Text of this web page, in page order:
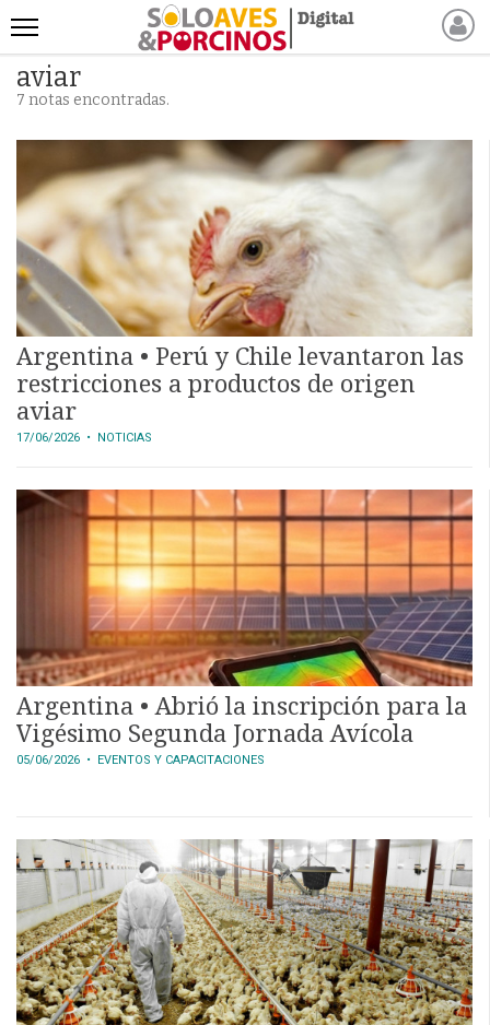
INICIO
NOTICIAS
ARTÍCULOS
PRODUCCIÓN
PROCESO
PRODUCTO
NUEVOS PRODUCTOS
MARKETPLACE
REVISTAS
EVENTOS Y
CAPACITACIONES
CALENDARIO
MEDIA KIT
SERVICIOS
Y
CONDICIONES
POLÍTICAS
DE
PRIVACIDAD
MAPA
DEL
SITIO
APP
PARA
aviar
7 notas encontradas.
Argentina • Perú y Chile levantaron las
restricciones a productos de origen
aviar
17/06/2026 • NOTICIAS
Argentina • Abrió la inscripción para la
Vigésimo Segunda Jornada Avícola
05/06/2026 • EVENTOS Y CAPACITACIONES